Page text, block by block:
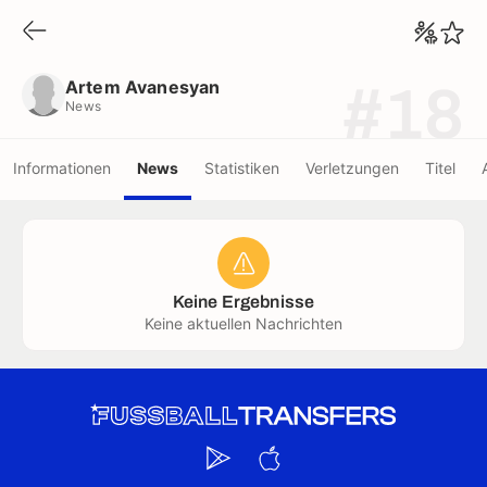
Artem Avanesyan
News
Informationen News Statistiken Verletzungen Titel
Keine Ergebnisse
Keine aktuellen Nachrichten